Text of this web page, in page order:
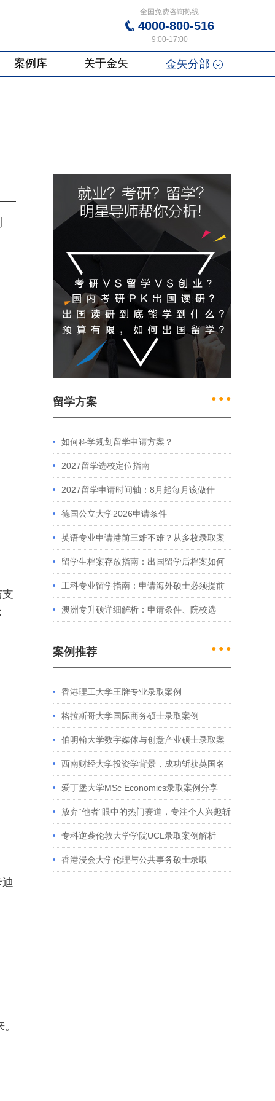
全国免费咨询热线
4000-800-516
9:00-17:00
案例库 关于金矢 金矢分部
留学方案 ● ● ●
如何科学规划留学申请方案？
2027留学选校定位指南
2027留学申请时间轴：8月起每月该做什
么？英、美、澳、港申请全攻略
德国公立大学2026申请条件
英语专业申请港前三难不难？从多枚录取案
例看港大、港中文申请要求
留学生档案存放指南：出国留学后档案如何
处理？留学服务中心常见问题解答
工科专业留学指南：申请海外硕士必须提前
准备的4件事
澳洲专升硕详细解析：申请条件、院校选
案例推荐 ● ● ●
香港理工大学王牌专业录取案例
格拉斯哥大学国际商务硕士录取案例
伯明翰大学数字媒体与创意产业硕士录取案
例 西南财经大学投资学背景，成功斩获英国名
校多份Offer
爱丁堡大学MSc Economics录取案例分享
放弃“他者”眼中的热门赛道，专注个人兴趣斩
获藤校offer｜成功跨专业申请经验分享
专科逆袭伦敦大学学院UCL录取案例解析
香港浸会大学伦理与公共事务硕士录取